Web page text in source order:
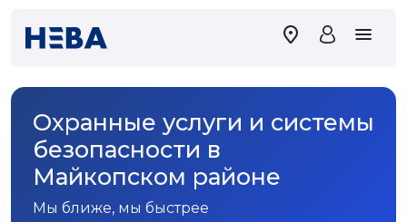
Охранные услуги и системы
безопасности в
Майкопском районе
Мы ближе, мы быстрее